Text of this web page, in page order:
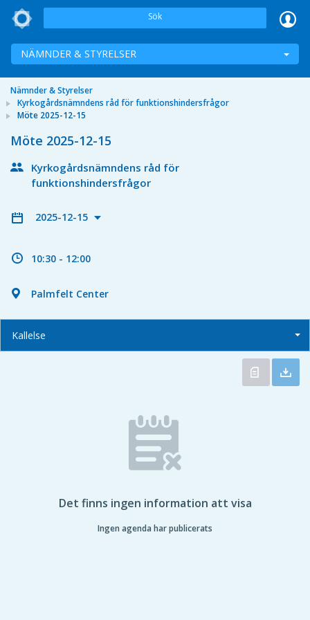
Sök
NÄMNDER & STYRELSER
Nämnder & Styrelser
Kyrkogårdsnämndens råd för funktionshindersfrågor
Möte 2025-12-15
Möte 2025-12-15
Kyrkogårdsnämndens råd för
funktionshindersfrågor
2025-12-15
10:30 - 12:00
Palmfelt Center
Kallelse
Det finns ingen information att visa
Ingen agenda har publicerats